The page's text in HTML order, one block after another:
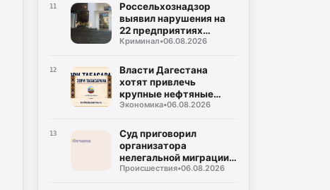
11
Россельхознадзор
выявил нарушения на
22 предприятиях
общепита в Махачкале
Криминал•06.08.2026
12
Власти Дагестана
хотят привлечь
крупные нефтяные
компании на топливный
Экономика•06.08.2026
13
Суд приговорил
организатора
нелегальной миграции к
5 годам колонии
Происшествия•06.08.2026